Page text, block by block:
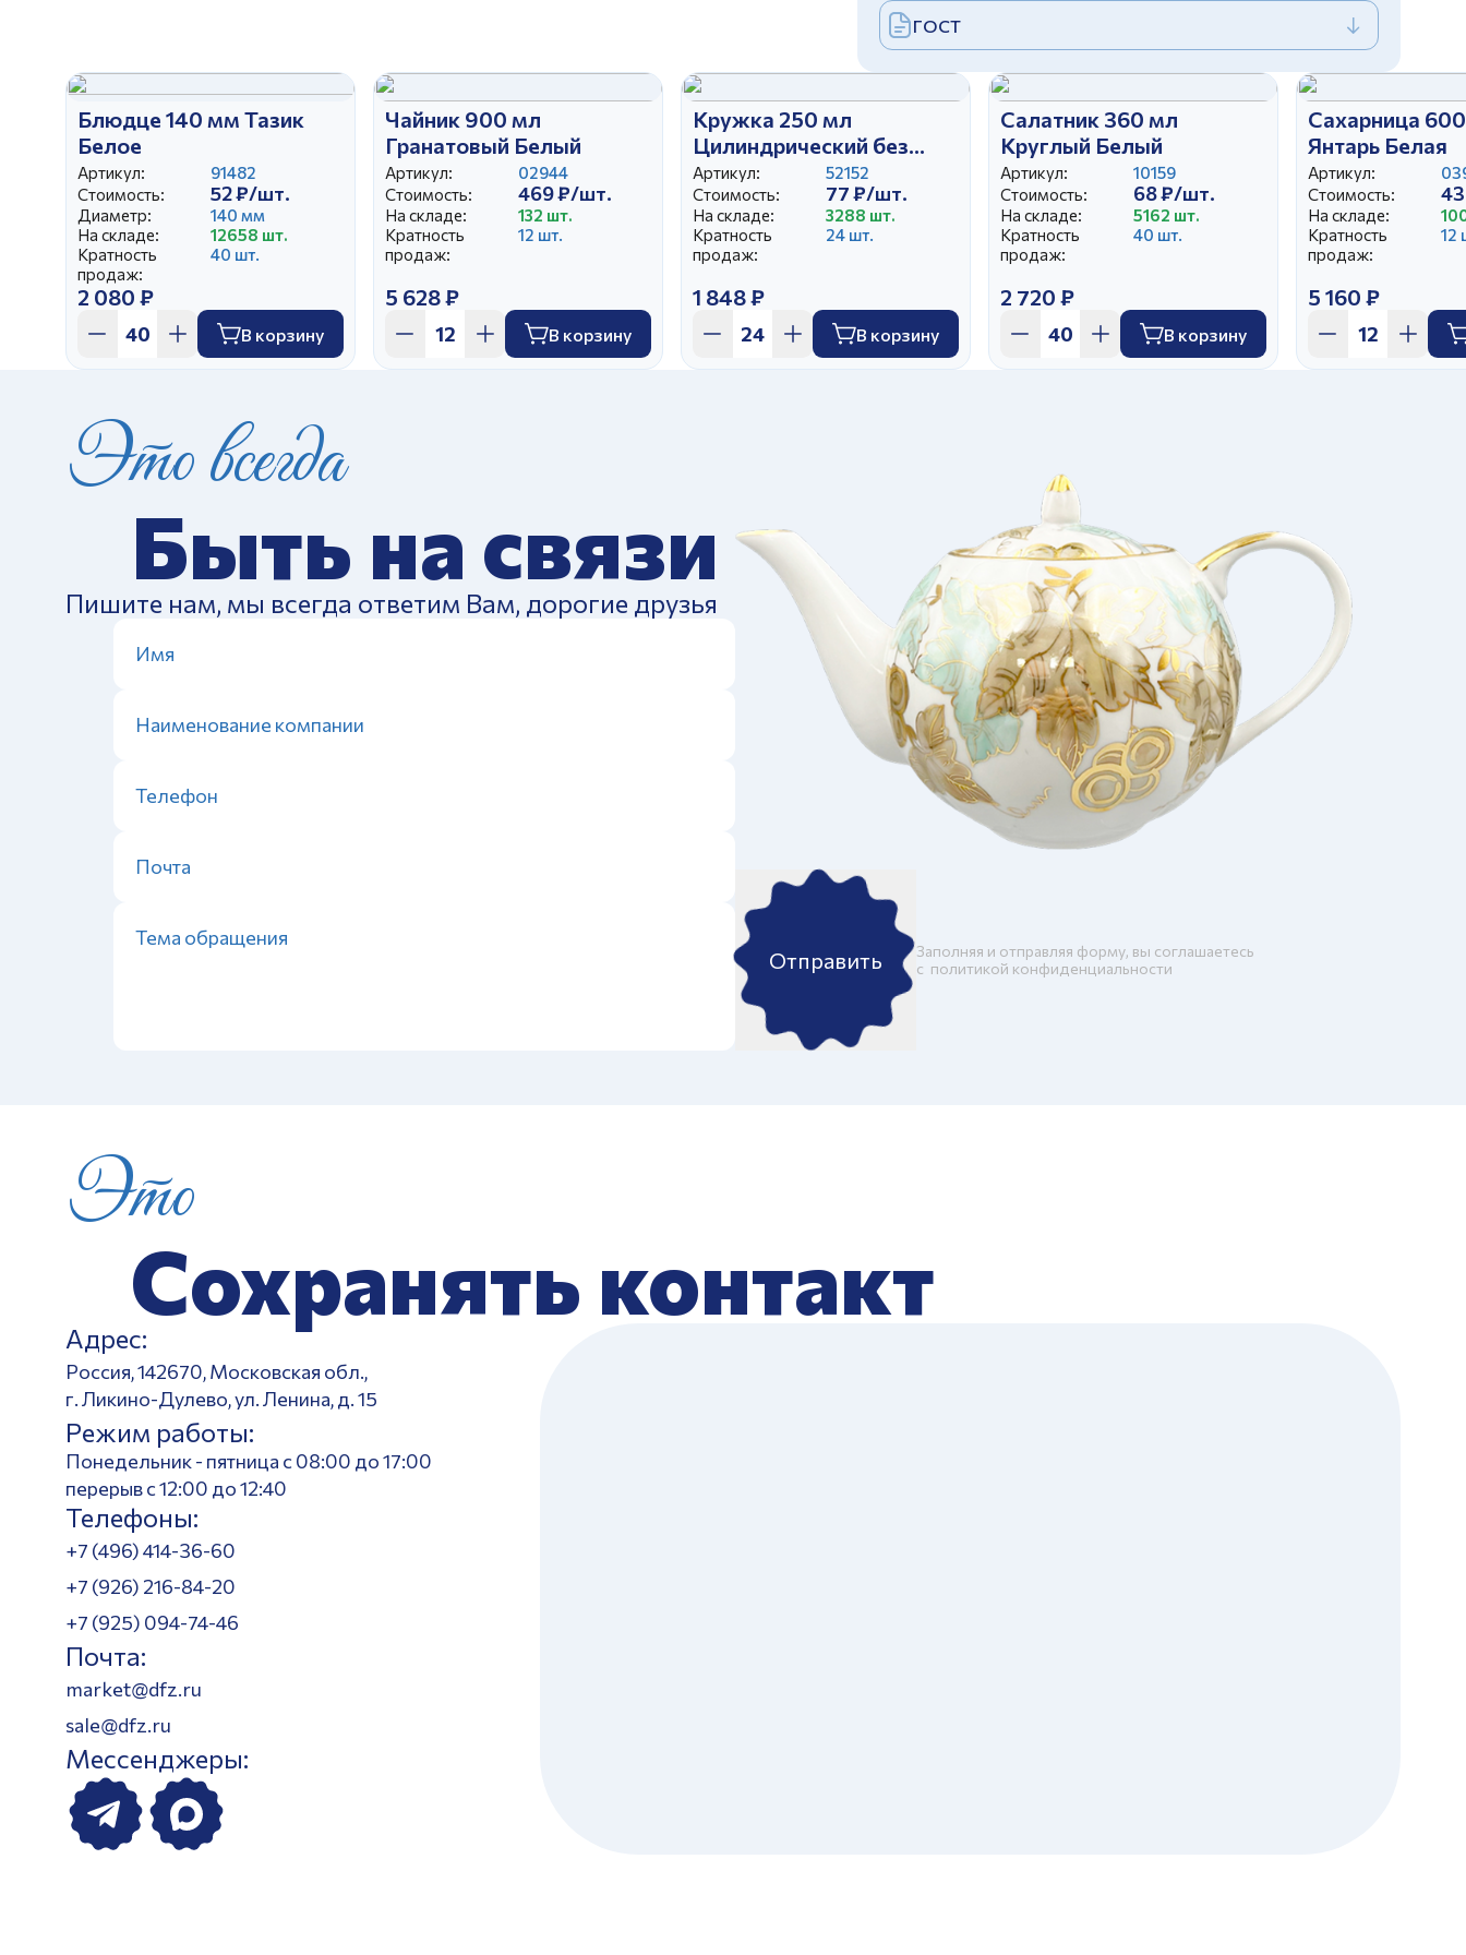
ГОСТ
Блюдце 140 мм Тазик
Белое
Артикул:
91482
Стоимость:
52 ₽/шт.
Диаметр:
140 мм
На складе:
12658 шт.
Кратность
продаж:
40 шт.
2 080 ₽
В корзину
Чайник 900 мл
Гранатовый Белый
Артикул:
02944
Стоимость:
469 ₽/шт.
На складе:
132 шт.
Кратность
продаж:
12 шт.
5 628 ₽
В корзину
Кружка 250 мл
Цилиндрический без
ручки Белая
Артикул:
52152
Стоимость:
77 ₽/шт.
На складе:
3288 шт.
Кратность
продаж:
24 шт.
1 848 ₽
В корзину
Салатник 360 мл
Круглый Белый
Артикул:
10159
Стоимость:
68 ₽/шт.
На складе:
5162 шт.
Кратность
продаж:
40 шт.
2 720 ₽
В корзину
Сахарница
Янтарь Белая
Артикул:
Стоимость:
На складе:
Кратность
продаж:
12
5 160 ₽
Это всегда
Быть на связи
Пишите нам, мы всегда ответим Вам, дорогие друзья
Отправить
Заполняя и отправляя форму, вы соглашаетесь
c политикой конфиденциальности
Это
Сохранять контакт
Адрес:
Россия, 142670, Московская обл.,
г. Ликино-Дулево, ул. Ленина, д. 15
Режим работы:
Понедельник - пятница с 08:00 до 17:00
перерыв с 12:00 до 12:40
Телефоны:
+7 (496) 414-36-60
+7 (926) 216-84-20
+7 (925) 094-74-46
Почта:
market@dfz.ru
sale@dfz.ru
Мессенджеры: